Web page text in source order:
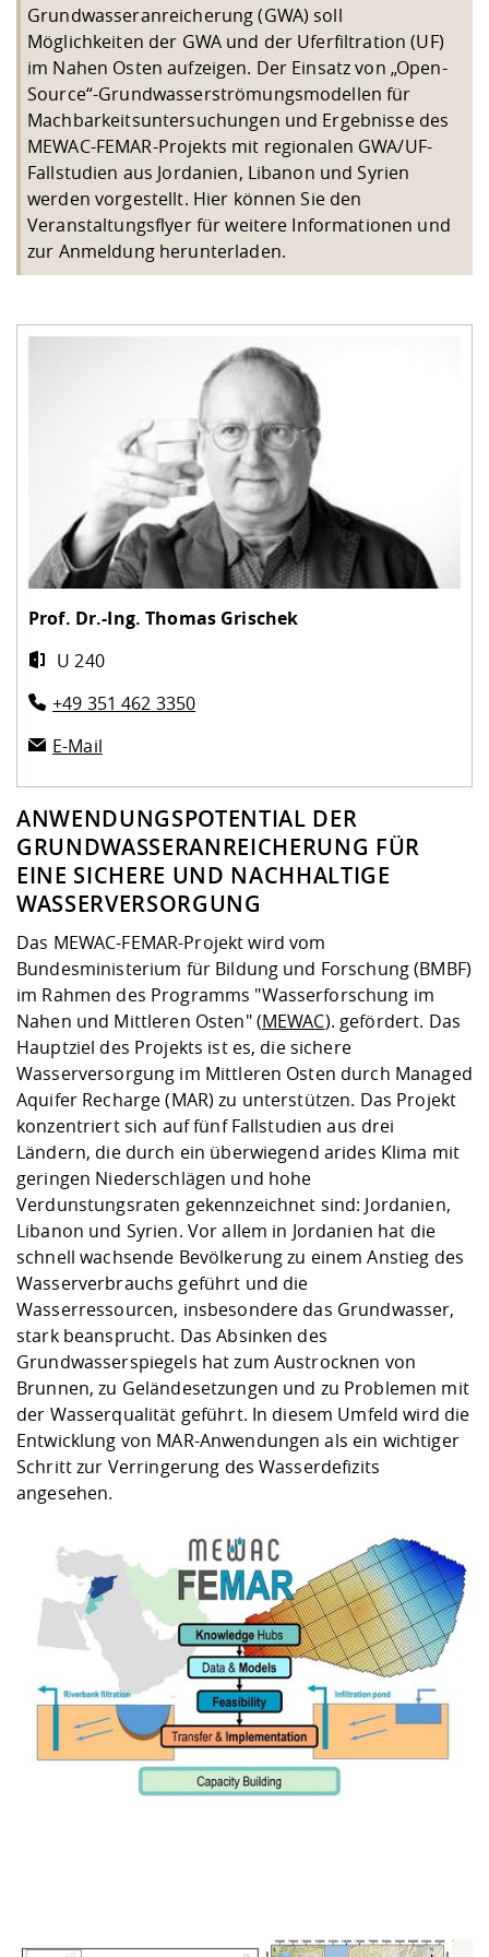
Vorbereitung
Checkliste zum
Studien- und
und Physik
Studieren in
Lebenslagen
Studentenwerk
Career Service
Lehren,
Weiterbilden im
Formulare und
Formulare und
FIS -
Prototyping und
Gründung und
Kooperationen
Kontakt &
Klimaschutz &
Förderverein
Gremien und
Landbau/
Maschinenbau
Angebote für
Kontakt und Anfahrt
Qualitätssicherung
Grundwasseranreicherung (GWA) soll
Möglichkeiten der GWA und der Uferfiltration (UF)
im Nahen Osten aufzeigen. Der Einsatz von „Open-
Source“-Grundwasserströmungsmodellen für
Machbarkeitsuntersuchungen und Ergebnisse des
MEWAC-FEMAR-Projekts mit regionalen GWA/UF-
Fallstudien aus Jordanien, Libanon und Syrien
werden vorgestellt. Hier können Sie den
Veranstaltungsflyer für weitere Informationen und
zur Anmeldung herunterladen.
ANWENDUNGSPOTENTIAL DER
GRUNDWASSERANREICHERUNG FÜR
EINE SICHERE UND NACHHALTIGE
WASSERVERSORGUNG
Das MEWAC-FEMAR-Projekt wird vom
Bundesministerium für Bildung und Forschung (BMBF)
im Rahmen des Programms "Wasserforschung im
Nahen und Mittleren Osten" (MEWAC). gefördert. Das
Hauptziel des Projekts ist es, die sichere
Wasserversorgung im Mittleren Osten durch Managed
Aquifer Recharge (MAR) zu unterstützen. Das Projekt
konzentriert sich auf fünf Fallstudien aus drei
Ländern, die durch ein überwiegend arides Klima mit
geringen Niederschlägen und hohe
Verdunstungsraten gekennzeichnet sind: Jordanien,
Libanon und Syrien. Vor allem in Jordanien hat die
schnell wachsende Bevölkerung zu einem Anstieg des
Wasserverbrauchs geführt und die
Wasserressourcen, insbesondere das Grundwasser,
stark beansprucht. Das Absinken des
Grundwasserspiegels hat zum Austrocknen von
Brunnen, zu Geländesetzungen und zu Problemen mit
der Wasserqualität geführt. In diesem Umfeld wird die
Entwicklung von MAR-Anwendungen als ein wichtiger
Schritt zur Verringerung des Wasserdefizits
angesehen.
Prof. Dr.-Ing.Thomas Grischek
U 240
+49 351 462 3350
E-Mail